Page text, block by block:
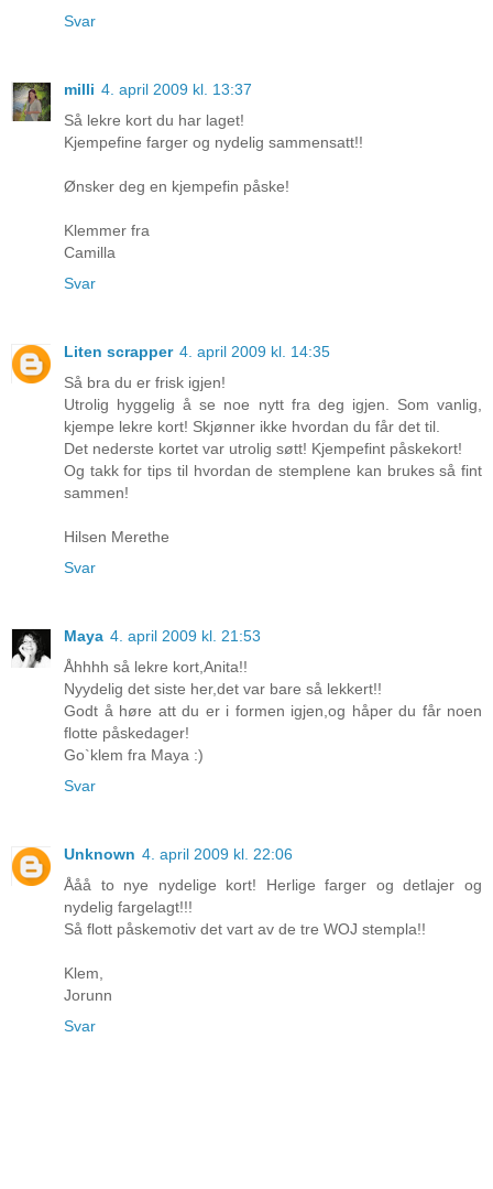
Svar
milli 4. april 2009 kl. 13:37
Så lekre kort du har laget!
Kjempefine farger og nydelig sammensatt!!
Ønsker deg en kjempefin påske!
Klemmer fra
Camilla
Svar
Liten scrapper 4. april 2009 kl. 14:35
Så bra du er frisk igjen!
Utrolig hyggelig å se noe nytt fra deg igjen. Som vanlig,
kjempe lekre kort! Skjønner ikke hvordan du får det til.
Det nederste kortet var utrolig søtt! Kjempefint påskekort!
Og takk for tips til hvordan de stemplene kan brukes så fint
sammen!
Hilsen Merethe
Svar
Maya 4. april 2009 kl. 21:53
Åhhhh så lekre kort,Anita!!
Nyydelig det siste her,det var bare så lekkert!!
Godt å høre att du er i formen igjen,og håper du får noen
flotte påskedager!
Go`klem fra Maya :)
Svar
Unknown 4. april 2009 kl. 22:06
Ååå to nye nydelige kort! Herlige farger og detlajer og
nydelig fargelagt!!!
Så flott påskemotiv det vart av de tre WOJ stempla!!
Klem,
Jorunn
Svar